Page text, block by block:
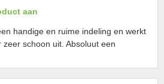
aan
handige en ruime indeling en werkt
schoon uit. Absoluut een